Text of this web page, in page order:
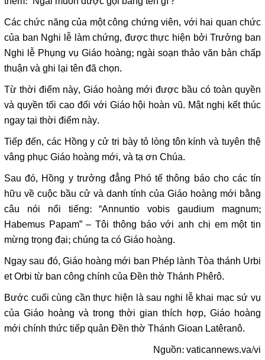
Các chức năng của một công chứng viên, với hai quan chức
của ban Nghi lễ làm chứng, được thực hiện bởi Trưởng ban
Nghi lễ Phụng vụ Giáo hoàng; ngài soạn thảo văn bản chấp
thuận và ghi lại tên đã chọn.
Từ thời điểm này, Giáo hoàng mới được bầu có toàn quyền
và quyền tối cao đối với Giáo hội hoàn vũ. Mật nghị kết thúc
ngay tại thời điểm này.
Tiếp đến, các Hồng y cử tri bày tỏ lòng tôn kính và tuyên thệ
vâng phục Giáo hoàng mới, và tạ ơn Chúa.
Sau đó, Hồng y trưởng đẳng Phó tế thông báo cho các tín
hữu về cuộc bầu cử và danh tính của Giáo hoàng mới bằng
câu nói nổi tiếng: “Annuntio vobis gaudium magnum;
Habemus Papam” – Tôi thông báo với anh chị em một tin
mừng trọng đại; chúng ta có Giáo hoàng.
Ngay sau đó, Giáo hoàng mới ban Phép lành Tòa thánh Urbi
et Orbi từ ban công chính của Đền thờ Thánh Phêrô.
Bước cuối cùng cần thực hiện là sau nghi lễ khai mạc sứ vụ
của Giáo hoàng và trong thời gian thích hợp, Giáo hoàng
mới chính thức tiếp quản Đền thờ Thánh Gioan Latêranô.
Nguồn:vaticannews.va/vi